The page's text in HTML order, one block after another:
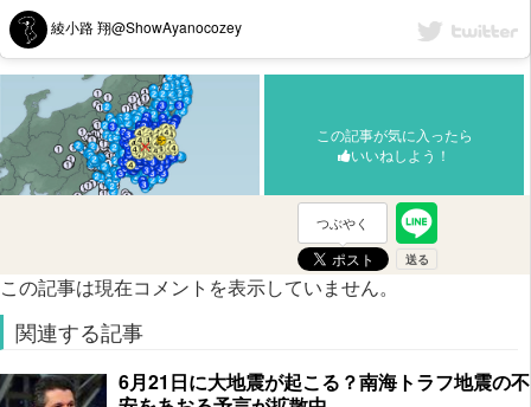
綾小路 翔@ShowAyanocozey
この記事が気に入ったら
いいねしよう！
つぶやく
この記事は現在コメントを表示していません。
関連する記事
6月21日に大地震が起こる？南海トラフ地震の不